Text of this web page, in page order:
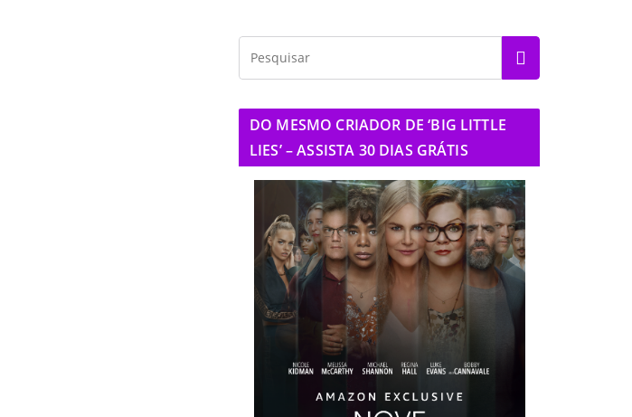
DO MESMO CRIADOR DE ‘BIG LITTLE
LIES’ – ASSISTA 30 DIAS GRÁTIS